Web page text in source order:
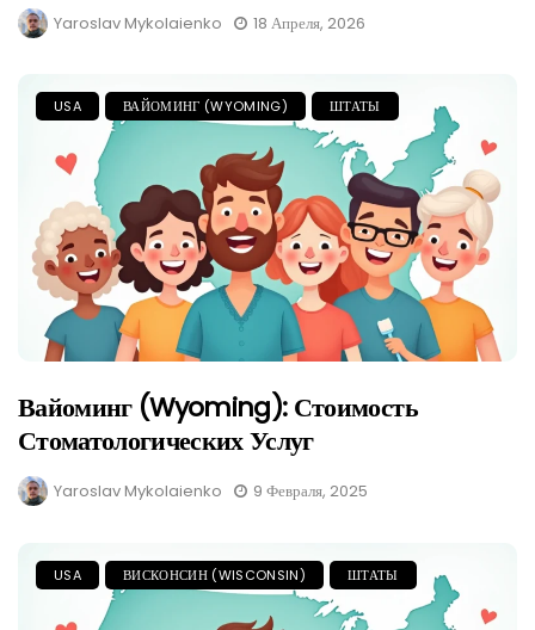
Yaroslav Mykolaienko 18 Апреля, 2026
USA ВАЙОМИНГ (WYOMING) ШТАТЫ
Вайоминг (Wyoming): Стоимость
Стоматологических Услуг
Yaroslav Mykolaienko 9 Февраля, 2025
USA ВИСКОНСИН (WISCONSIN) ШТАТЫ